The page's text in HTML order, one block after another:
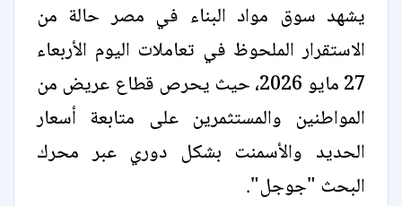
يشهد سوق مواد البناء في مصر حالة من
الاستقرار الملحوظ في تعاملات اليوم الأربعاء
27 مايو 2026، حيث يحرص قطاع عريض من
المواطنين والمستثمرين على متابعة أسعار
الحديد والأسمنت بشكل دوري عبر محرك
البحث "جوجل".